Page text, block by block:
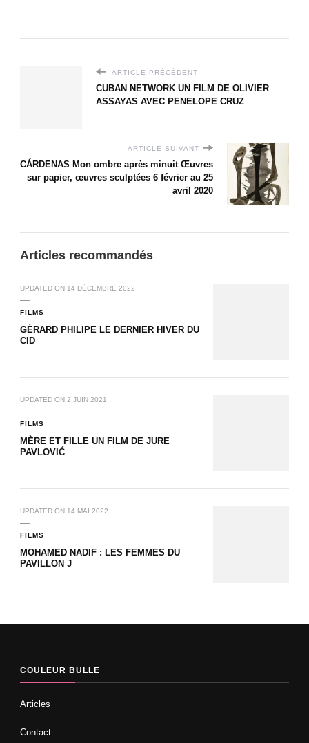
ARTICLE PRÉCÉDENT
CUBAN NETWORK UN FILM DE OLIVIER
ASSAYAS AVEC PENELOPE CRUZ
ARTICLE SUIVANT
CÁRDENAS Mon ombre après minuit Œuvres
sur papier, œuvres sculptées 6 février au 25
avril 2020
Articles recommandés
UPDATED ON 14 DÉCEMBRE 2022
FILMS
GÉRARD PHILIPE LE DERNIER HIVER DU
CID
UPDATED ON 2 JUIN 2021
FILMS
MÈRE ET FILLE UN FILM DE JURE
PAVLOVIĆ
UPDATED ON 14 MAI 2022
FILMS
MOHAMED NADIF : LES FEMMES DU
PAVILLON J
COULEUR BULLE
Articles
Contact